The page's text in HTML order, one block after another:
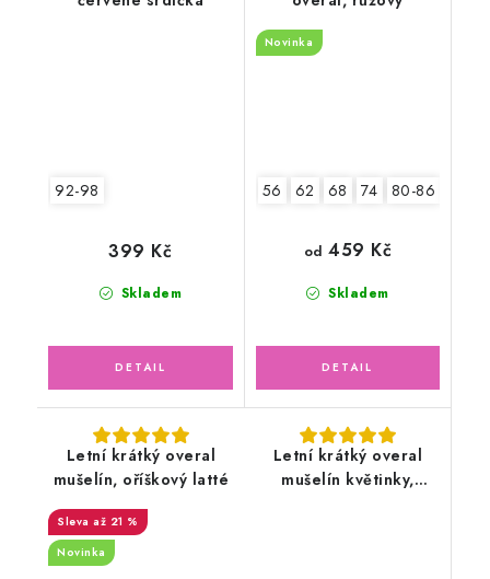
92-98
Skladem
399 Kč
Novinka
56 62 68 74 80-86
Skladem
od 459 Kč
Letní krátký overal
mušelín, oříškový latté
až 21 %
Novinka
Letní krátký overal
mušelín květinky,